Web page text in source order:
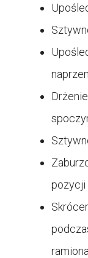
pozycji